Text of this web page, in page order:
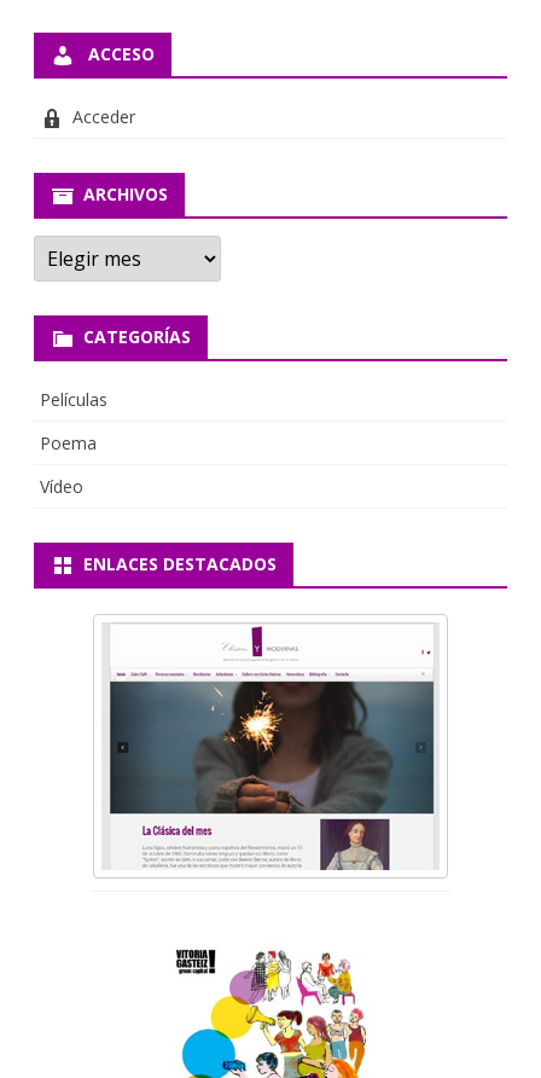
ACCESO
Acceder
ARCHIVOS
A
c
i
o
CATEGORÍAS
Películas
Poema
Vídeo
ENLACES DESTACADOS